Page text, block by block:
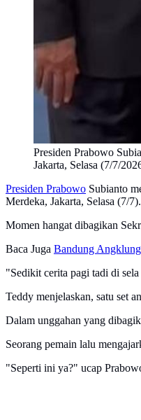
Presiden Prabowo
Jakarta, Selasa (7/7/
Presiden Prabowo Subianto
Merdeka, Jakarta, Selasa (7/7).
Momen hangat dibagikan
Baca Juga Bandung
"Sedikit cerita pagi tadi di
Teddy menjelaskan, satu set
Dalam unggahan yang
Seorang pemain lalu
"Seperti ini ya?" ucap